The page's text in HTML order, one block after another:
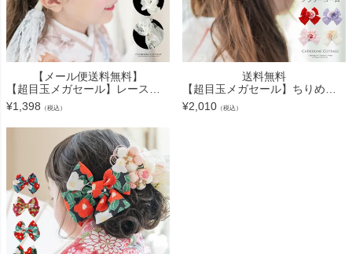
【メール便送料無料】
【超目玉メガセール】レースカチューシャ フォーマル キッズ 子供用 お花 リボン ヘッドドレス ヘアアクセサリー 入園式 卒園式 入学式 卒業式 白 キャサリンコテージ YUP12《メール便優先
¥1,398 （税込）
送料無料
【超目玉メガセール】ちりめんリボンフラワーコーム 和装髪飾り ヘアアクセサリー キャサリンコテージ TAK
¥2,010 （税込）